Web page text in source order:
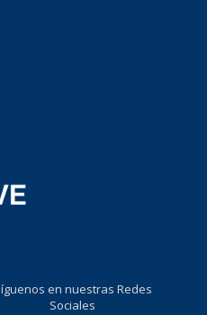
en nuestras Redes
Sociales